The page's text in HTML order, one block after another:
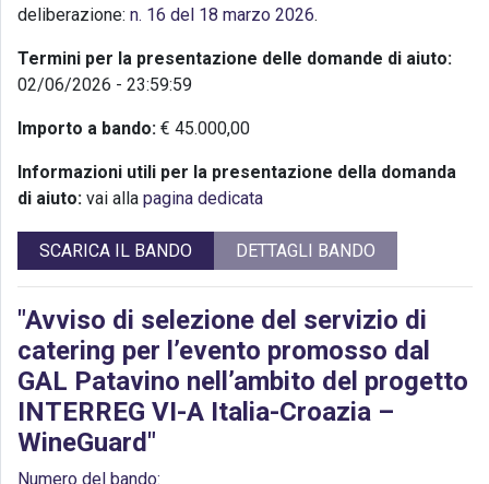
deliberazione: n. 16 del 18 marzo 2026.
Termini per la presentazione delle domande di aiuto:
02/06/2026 - 23:59:59
Importo a bando: € 45.000,00
Informazioni utili per la presentazione della domanda
di aiuto: vai alla pagina dedicata
SCARICA IL BANDO DETTAGLI BANDO
"Avviso di selezione del servizio di
catering per l’evento promosso dal
GAL Patavino nell’ambito del progetto
INTERREG VI-A Italia-Croazia –
WineGuard"
Numero del bando: